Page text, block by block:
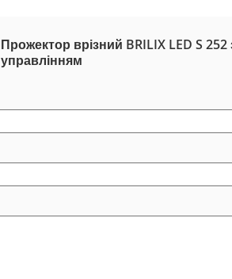
Прожектор врізний BRILIX LED S
управлінням